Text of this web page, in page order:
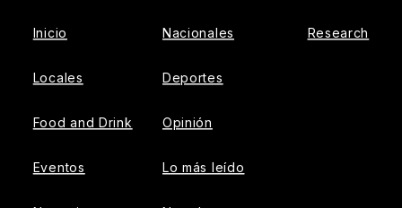
Inicio
Locales
Food and Drink
Eventos
Nacionales
Deportes
Opinión
Lo más leído
Research